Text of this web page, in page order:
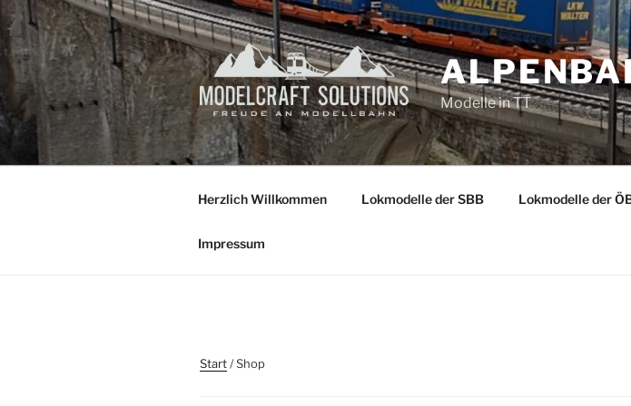
Zum
Inhalt
springen
Modelle in TT
Herzlich Willkommen Lokmodelle der SBB Lokmodelle der
Impressum
Start/ Shop